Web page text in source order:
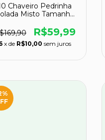
Chaveiro Pedrinha
Misto Tamanho
R$59,99
x de R$10,00 sem juros
%